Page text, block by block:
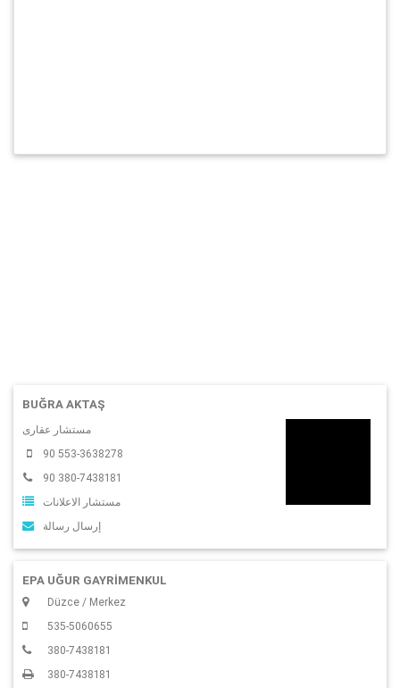
BUĞRA AKTAŞ
مستشار عقارى
90 553-3638278
90 380-7438181
مستشار الاعلانات
إرسال رسالة
EPA UĞUR GAYRİMENKUL
Düzce / Merkez
535-5060655
380-7438181
380-7438181